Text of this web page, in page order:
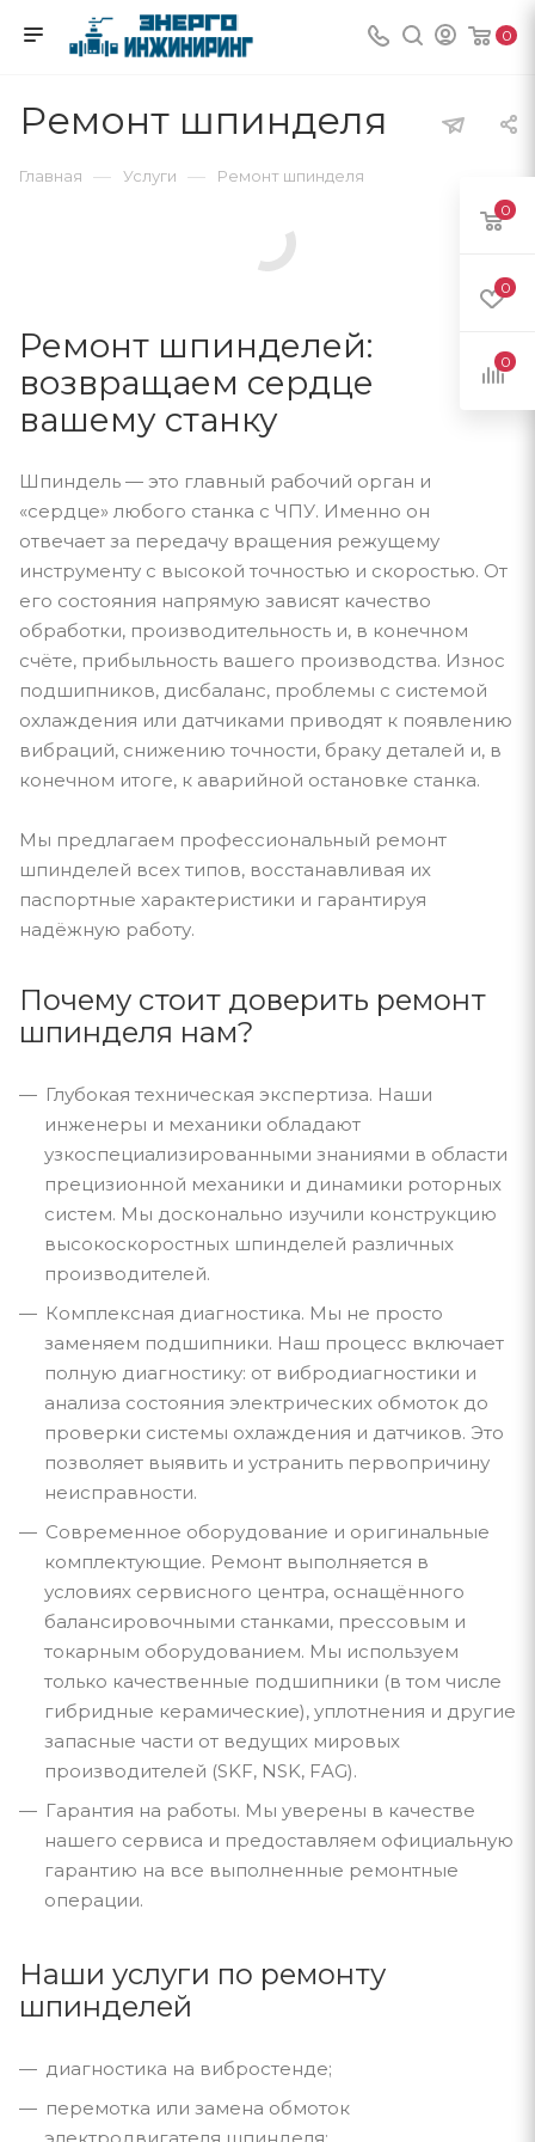
0
Ремонт шпинделя
Главная — Услуги — Ремонт шпинделя
Ремонт шпинделей:
возвращаем сердце
вашему станку
Шпиндель — это главный рабочий орган и
«сердце» любого станка с ЧПУ. Именно он
отвечает за передачу вращения режущему
инструменту с высокой точностью и скоростью. От
его состояния напрямую зависят качество
обработки, производительность и, в конечном
счёте, прибыльность вашего производства. Износ
подшипников, дисбаланс, проблемы с системой
охлаждения или датчиками приводят к появлению
вибраций, снижению точности, браку деталей и, в
конечном итоге, к аварийной остановке станка.
Мы предлагаем профессиональный ремонт
шпинделей всех типов, восстанавливая их
паспортные характеристики и гарантируя
надёжную работу.
Почему стоит доверить ремонт
шпинделя нам?
Глубокая техническая экспертиза. Наши
инженеры и механики обладают
узкоспециализированными знаниями в области
прецизионной механики и динамики роторных
систем. Мы досконально изучили конструкцию
высокоскоростных шпинделей различных
производителей.
Комплексная диагностика. Мы не просто
заменяем подшипники. Наш процесс включает
полную диагностику: от вибродиагностики и
анализа состояния электрических обмоток до
проверки системы охлаждения и датчиков. Это
позволяет выявить и устранить первопричину
неисправности.
Современное оборудование и оригинальные
комплектующие. Ремонт выполняется в
условиях сервисного центра, оснащённого
балансировочными станками, прессовым и
токарным оборудованием. Мы используем
только качественные подшипники (в том числе
гибридные керамические), уплотнения и другие
запасные части от ведущих мировых
производителей (SKF, NSK, FAG).
Гарантия на работы. Мы уверены в качестве
нашего сервиса и предоставляем официальную
гарантию на все выполненные ремонтные
операции.
Наши услуги по ремонту
шпинделей
диагностика на вибростенде;
перемотка или замена обмоток
0
0
0